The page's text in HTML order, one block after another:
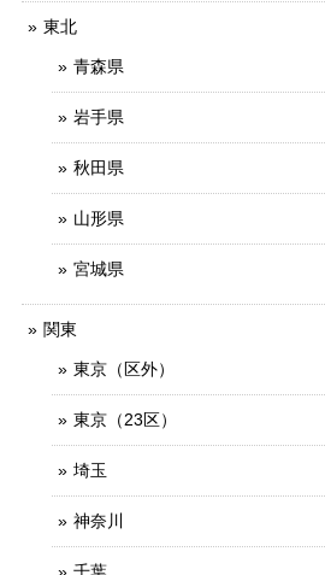
東北
青森県
岩手県
秋田県
山形県
宮城県
関東
東京（区外）
東京（23区）
埼玉
神奈川